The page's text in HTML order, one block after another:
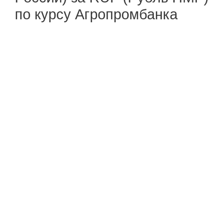
по курсу Агропромбанка